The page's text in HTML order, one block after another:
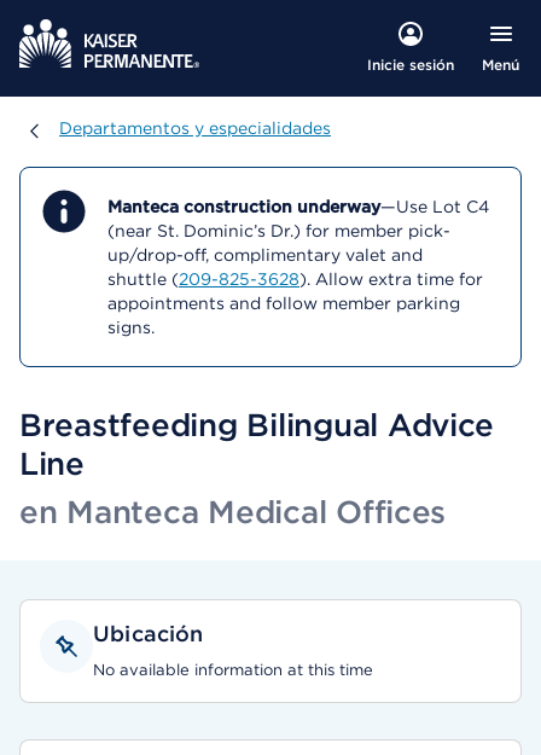
Inicie sesión Menú
Departamentos y especialidades
Departamentos y especialidades
Manteca construction underway—Use Lot C4
(near St. Dominic’s Dr.) for member pick-
up/drop-off, complimentary valet and
shuttle (209-825-3628). Allow extra time for
appointments and follow member parking
signs.
Breastfeeding Bilingual Advice
Line
en Manteca Medical Offices
Ubicación
No available information at this time